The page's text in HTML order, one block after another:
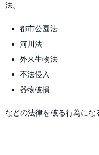
法。
都市公園法
河川法
外来生物法
不法侵入
器物破損
などの法律を破る行為にな